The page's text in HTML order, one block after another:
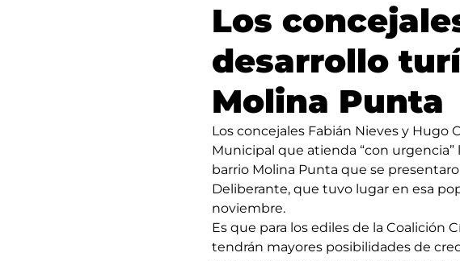
Los
desarrollo
Molina Punta
Los concejales Fabián Nieves y
Municipal que atienda “con
barrio Molina Punta que se
Deliberante, que tuvo lugar en esa
noviembre.
Es que para los ediles de la Coalición
tendrán mayores posibilidades de